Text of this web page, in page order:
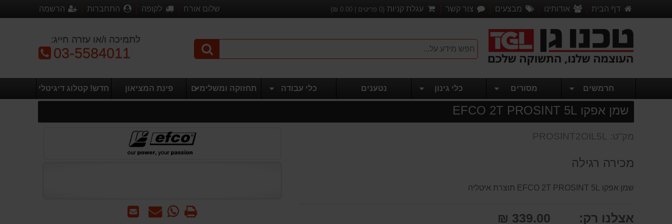
דף הבית אודותינו מבצעים צור קשר עגלת קניות (
0 פריטים | 0.00
₪) שלום אורח לקופה התחברות הרשמה
לתמיכה ו/או עזרה חייג:
טלפון:
03-5584011
חרמשים מסורים כלי גינון נטענים כלי עבודה תחזוקה ומשלימים פינת המציאון חדש! קטלוג דיגיטלי
שמן אפקו EFCO 2T PROSINT 5L
שלח
שאל WhatsApp
מק"ט: PROSINT2OIL5L
מכירה רגילה
שמן אפקו EFCO 2T PROSINT 5L תוצרת איטליה
אצלנו רק: 339.00 ₪